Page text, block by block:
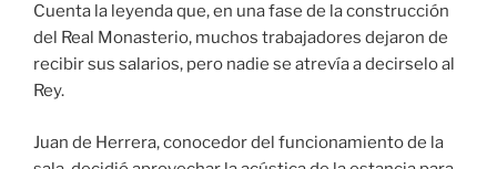
Cuenta la leyenda que, en una fase de la construcción
del Real Monasterio, muchos trabajadores dejaron de
recibir sus salarios, pero nadie se atrevía a decirselo al
Rey.
Juan de Herrera, conocedor del funcionamiento de la